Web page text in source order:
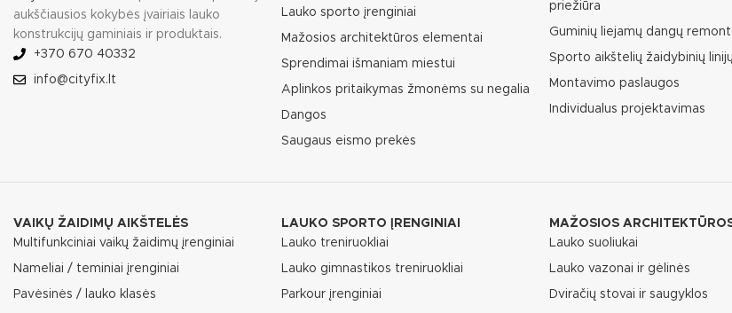
aukščiausios kokybės įvairiais lauko
konstrukcijų gaminiais ir produktais.
+370 670 40332
info@cityfix.lt
Lauko sporto įrenginiai
Mažosios architektūros elementai
Sprendimai išmaniam miestui
Aplinkos pritaikymas žmonėms su negalia
Dangos
Saugaus eismo prekės
priežiūra
Guminių liejamų dangų
Sporto aikštelių žaidybinių
Montavimo paslaugos
Individualus projektavimas
VAIKŲ ŽAIDIMŲ AIKŠTELĖS
Multifunkciniai vaikų žaidimų įrenginiai
Nameliai / teminiai įrenginiai
Pavėsinės / lauko klasės
LAUKO SPORTO ĮRENGINIAI
Lauko treniruokliai
Lauko gimnastikos treniruokliai
Parkour įrenginiai
MAŽOSIOS
Lauko suoliukai
Lauko vazonai ir gėlinės
Dviračių stovai ir saugyklos